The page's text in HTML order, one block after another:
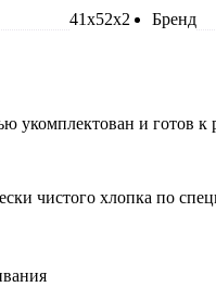
41x52x2 Бренд
и готов к
чистого хлопка по